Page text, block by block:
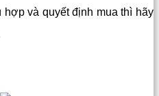
và quyết định mua thì hãy